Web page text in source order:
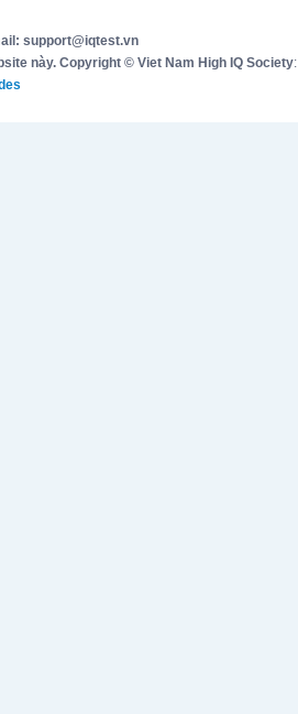
support@iqtest.vn
này. Copyright © Viet Nam High IQ Society: